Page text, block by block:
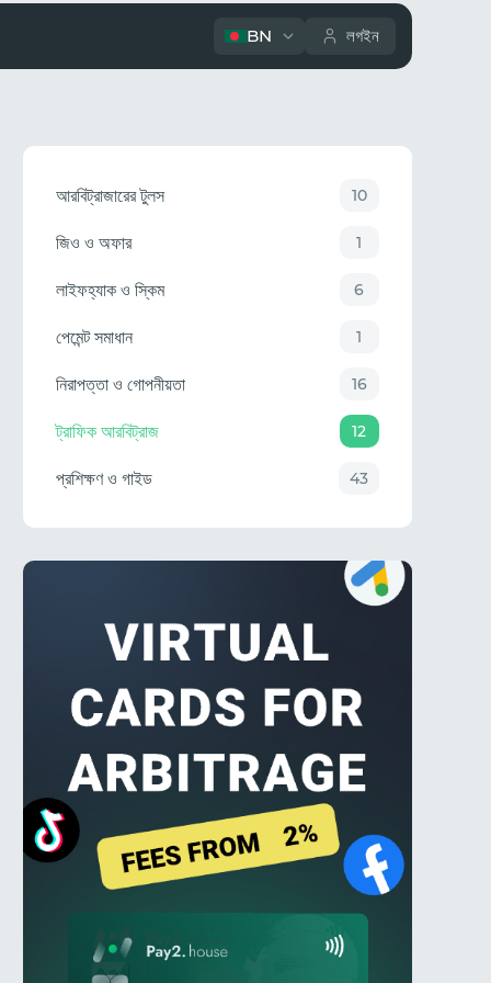
BN লগইন
আরবিট্রাজারের টুলস 10
জিও ও অফার 1
লাইফহ্যাক ও স্কিম 6
পেমেন্ট সমাধান 1
নিরাপত্তা ও গোপনীয়তা 16
ট্রাফিক আরবিট্রাজ 12
প্রশিক্ষণ ও গাইড 43